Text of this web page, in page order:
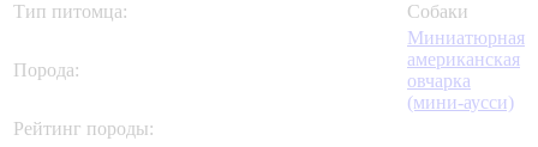
Тип питомца: Собаки
Порода:
Миниатюрная
американская
овчарка
(мини-аусси)
Рейтинг породы: